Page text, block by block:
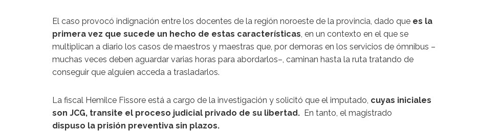
El caso provocó indignación entre los docentes de la región noroeste de la provincia, dado que es la
primera vez que sucede un hecho de estas características, en un contexto en el que se
multiplican a diario los casos de maestros y maestras que, por demoras en los servicios de ómnibus –
muchas veces deben aguardar varias horas para abordarlos–, caminan hasta la ruta tratando de
conseguir que alguien acceda a trasladarlos.
La fiscal Hemilce Fissore está a cargo de la investigación y solicitó que el imputado, cuyas iniciales
son JCG, transite el proceso judicial privado de su libertad. En tanto, el magistrado
dispuso la prisión preventiva sin plazos.